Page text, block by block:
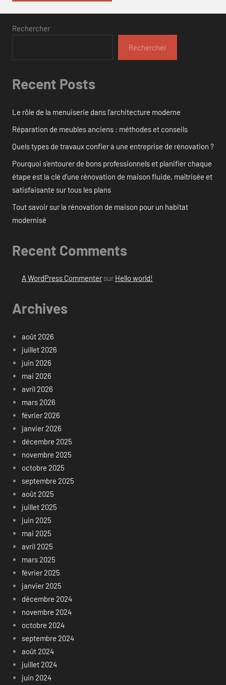
Rechercher
Rechercher
Recent Posts
Le rôle de la menuiserie dans l’architecture moderne
Réparation de meubles anciens : méthodes et conseils
Quels types de travaux confier à une entreprise de rénovation ?
Pourquoi s’entourer de bons professionnels et planifier chaque
étape est la clé d’une rénovation de maison fluide, maîtrisée et
satisfaisante sur tous les plans
Tout savoir sur la rénovation de maison pour un habitat
modernisé
Recent Comments
A WordPress Commentersur Hello world!
Archives
août 2026
juillet 2026
juin 2026
mai 2026
avril 2026
mars 2026
février 2026
janvier 2026
décembre 2025
novembre 2025
octobre 2025
septembre 2025
août 2025
juillet 2025
juin 2025
mai 2025
avril 2025
mars 2025
février 2025
janvier 2025
décembre 2024
novembre 2024
octobre 2024
septembre 2024
août 2024
juillet 2024
juin 2024